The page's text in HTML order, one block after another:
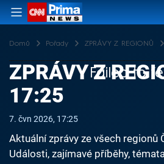
Domů Pořady ZPRÁVY Z REGIONŮ
Failed to
ZPRÁVY Z
17:25
7. čvn 2026, 17:25
Aktuální zprávy ze všech regionů
Události, zajímavé příběhy,